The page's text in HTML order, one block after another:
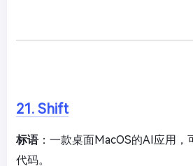
21. Shift
标语：一款桌面MacOS的AI应用，
代码。